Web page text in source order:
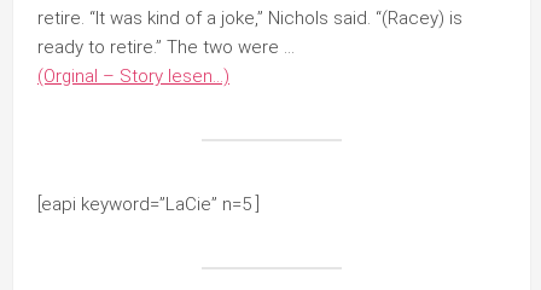
retire. “It was kind of a joke,” Nichols said. “(Racey) is
ready to retire.” The two were …
(Orginal – Story lesen…)
[eapi keyword=”LaCie” n=5 ]